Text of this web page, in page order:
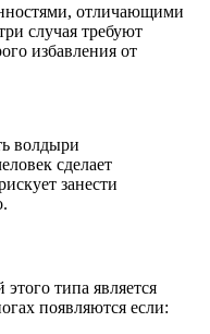
отличающими
случая требуют
избавления от
волдыри
сделает
занести
типа является
появляются если: